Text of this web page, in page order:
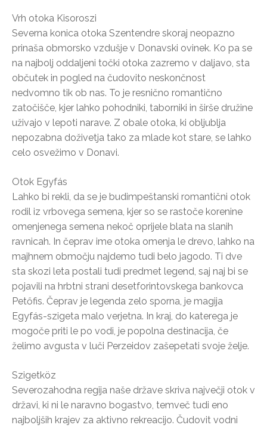
Vrh otoka Kisoroszi
Severna konica otoka Szentendre skoraj neopazno
prinaša obmorsko vzdušje v Donavski ovinek. Ko pa se
na najbolj oddaljeni točki otoka zazremo v daljavo, sta
občutek in pogled na čudovito neskončnost
nedvomno tik ob nas. To je resnično romantično
zatočišče, kjer lahko pohodniki, taborniki in širše družine
uživajo v lepoti narave. Z obale otoka, ki obljublja
nepozabna doživetja tako za mlade kot stare, se lahko
celo osvežimo v Donavi.
Otok Egyfás
Lahko bi rekli, da se je budimpeštanski romantični otok
rodil iz vrbovega semena, kjer so se rastoče korenine
omenjenega semena nekoč oprijele blata na slanih
ravnicah. In čeprav ime otoka omenja le drevo, lahko na
majhnem območju najdemo tudi belo jagodo. Ti dve
sta skozi leta postali tudi predmet legend, saj naj bi se
pojavili na hrbtni strani desetforintovskega bankovca
Petőfis. Čeprav je legenda zelo sporna, je magija
Egyfás-szigeta malo verjetna. In kraj, do katerega je
mogoče priti le po vodi, je popolna destinacija, če
želimo avgusta v luči Perzeidov zašepetati svoje želje.
Szigetköz
Severozahodna regija naše države skriva največji otok v
državi, ki ni le naravno bogastvo, temveč tudi eno
najboljših krajev za aktivno rekreacijo. Čudovit vodni